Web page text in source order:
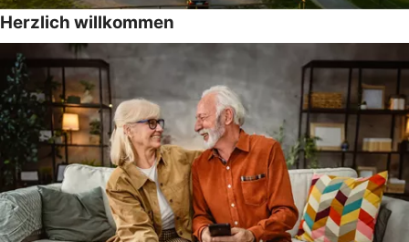
Herzlich willkommen